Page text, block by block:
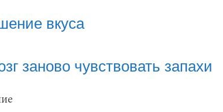
вкуса
заново чувствовать запахи